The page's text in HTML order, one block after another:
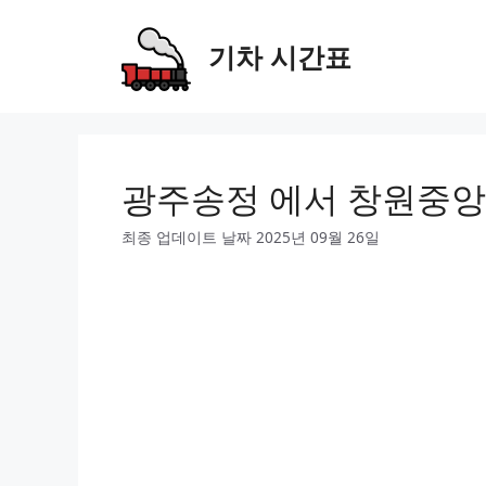
기차 시간표
광주송정 에서 창원중
최종 업데이트 날짜 2025년 09월 26일